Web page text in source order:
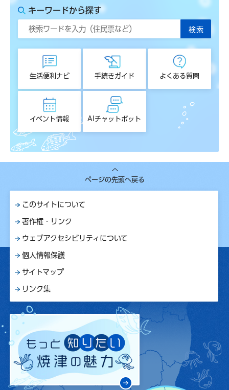
キーワードから探す
生活便利ナビ 手続きガイド よくある質問
イベント情報 AIチャットボット
ページの先頭へ戻る
このサイトについて
著作権・リンク
ウェブアクセシビリティについて
個人情報保護
サイトマップ
リンク集